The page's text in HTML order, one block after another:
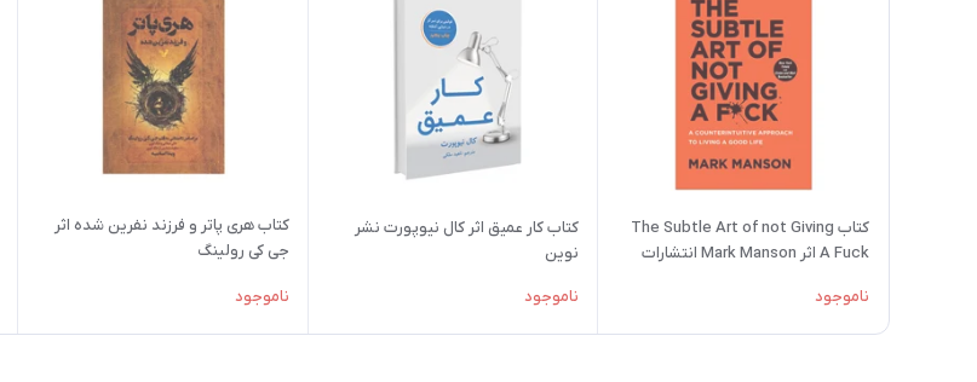
کتاب The Subtle Art of not Giving
A Fuck اثر Mark Manson انتشارات
ناموجود
کتاب کار عمیق اثر کال نیوپورت نشر
نوین
ناموجود
کتاب هری پاتر و فرزند نفرین شده اثر
جی کی رولینگ
ناموجود